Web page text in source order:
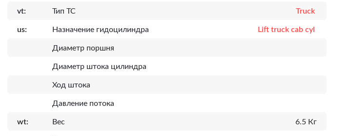
vt: Тип ТС Truck
us: Назначение гидоцилиндра Lift truck cab cyl
Диаметр поршня
Диаметр штока цилиндра
Ход штока
Давление потока
wt: Вес 6.5 Кг